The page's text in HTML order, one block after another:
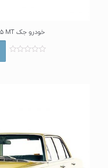
خودرو جک J5 MT دنده ای سال 1396